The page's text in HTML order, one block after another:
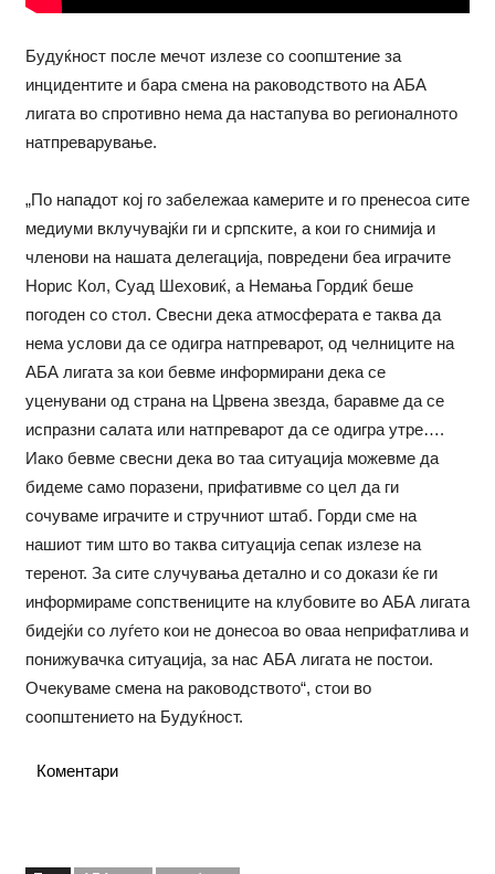
Будуќност после мечот излезе со соопштение за
инцидентите и бара смена на раководството на АБА
лигата во спротивно нема да настапува во регионалното
натпреварување.
„По нападот кој го забележаа камерите и го пренесоа сите
медиуми вклучувајќи ги и српските, а кои го снимија и
членови на нашата делегација, повредени беа играчите
Норис Кол, Суад Шеховиќ, а Немања Гордиќ беше
погоден со стол. Свесни дека атмосферата е таква да
нема услови да се одигра натпреварот, од челниците на
АБА лигата за кои бевме информирани дека се
уценувани од страна на Црвена звезда, баравме да се
испразни салата или натпреварот да се одигра утре….
Иако бевме свесни дека во таа ситуација можевме да
бидеме само поразени, прифативме со цел да ги
сочуваме играчите и стручниот штаб. Горди сме на
нашиот тим што во таква ситуација сепак излезе на
теренот. За сите случувања детално и со докази ќе ги
информираме сопствениците на клубовите во АБА лигата
бидејќи со луѓето кои не донесоа во оваа неприфатлива и
понижувачка ситуација, за нас АБА лигата не постои.
Очекуваме смена на раководството“, стои во
соопштението на Будуќност.
Коментари